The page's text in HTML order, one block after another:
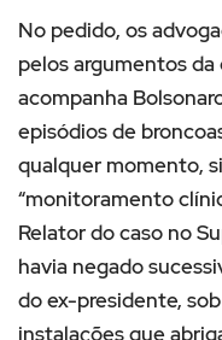
No pedido, os
pelos argumentos
acompanha
episódios de
qualquer momento,
“monitoramento
Relator do caso no
havia negado
do ex-presidente,
instalações que